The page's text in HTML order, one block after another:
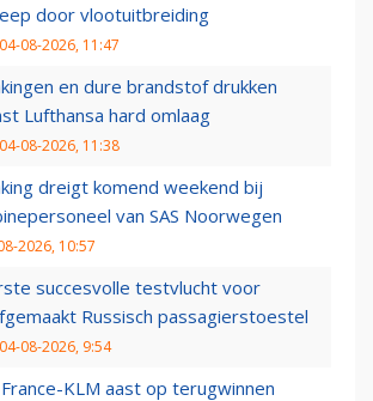
door vlootuitbreiding
04-08-2026, 11:47
en dure brandstof drukken
Lufthansa hard omlaag
04-08-2026, 11:38
dreigt komend weekend bij
van SAS Noorwegen
2026, 10:57
succesvolle testvlucht voor
Russisch passagierstoestel
04-08-2026, 9:54
KLM aast op terugwinnen